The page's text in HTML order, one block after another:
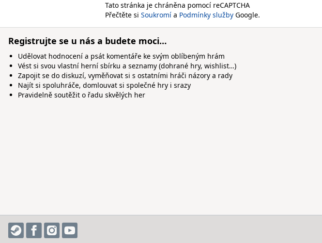
Tato stránka je chráněna pomocí reCAPTCHA
Přečtěte si Soukromí a Podmínky služby Google.
Registrujte se u nás a budete moci…
Udělovat hodnocení a psát komentáře ke svým oblíbeným hrám
Vést si svou vlastní herní sbírku a seznamy (dohrané hry, wishlist…)
Zapojit se do diskuzí, vyměňovat si s ostatními hráči názory a rady
Najít si spoluhráče, domlouvat si společné hry i srazy
Pravidelně soutěžit o řadu skvělých her